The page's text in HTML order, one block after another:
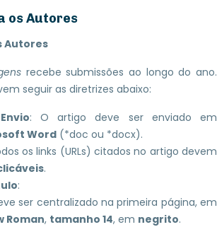
os Autores
Autores
recebe submissões ao longo do ano.
seguir as diretrizes abaixo:
: O artigo deve ser enviado em
Word (*doc ou *docx).
os links (URLs) citados no artigo devem
.
:
ser centralizado na primeira página, em
Roman, tamanho 14, em negrito.